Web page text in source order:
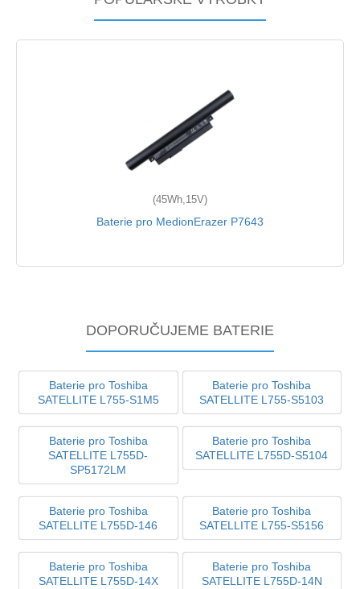
(45Wh,15V)
Baterie pro MedionErazer P7643
DOPORUČUJEME BATERIE
Baterie pro Toshiba
SATELLITE L755-S1M5
Baterie pro Toshiba
SATELLITE L755-S5103
Baterie pro Toshiba
SATELLITE L755D-
SP5172LM
Baterie pro Toshiba
SATELLITE L755D-S5104
Baterie pro Toshiba
SATELLITE L755D-146
Baterie pro Toshiba
SATELLITE L755-S5156
Baterie pro Toshiba
SATELLITE L755D-14X
Baterie pro Toshiba
SATELLITE L755D-14N